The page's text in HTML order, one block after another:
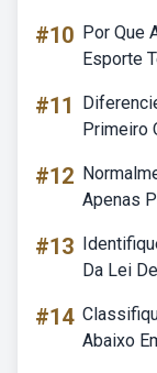
#10 Por Que
Esporte
#11
Primeiro
#12
Apenas
#13
Da Lei
#14
Abaixo